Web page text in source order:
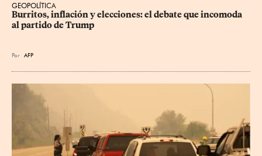
GEOPOLÍTICA
Burritos, inflación y elecciones: el debate que incomoda
al partido de Trump
Por AFP